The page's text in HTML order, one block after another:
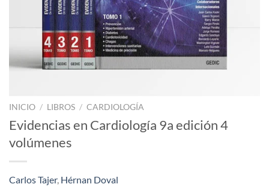
INICIO / LIBROS / CARDIOLOGÍA
Evidencias en Cardiología 9a edición 4
volúmenes
Carlos Tajer, Hérnan Doval